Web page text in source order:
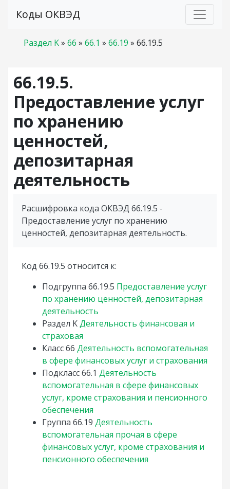
Коды ОКВЭД
Раздел K» 66 » 66.1 » 66.19 » 66.19.5
66.19.5.
Предоставление услуг
по хранению
ценностей,
депозитарная
деятельность
Расшифровка кода ОКВЭД 66.19.5 -
Предоставление услуг по хранению
ценностей, депозитарная деятельность.
Код 66.19.5 относится к:
Подгруппа 66.19.5 Предоставление услуг
по хранению ценностей, депозитарная
деятельность
Раздел KДеятельность финансовая и
страховая
Класс66 Деятельность вспомогательная
в сфере финансовых услуг и страхования
Подкласс66.1 Деятельность
вспомогательная в сфере финансовых
услуг, кроме страхования и пенсионного
обеспечения
Группа 66.19 Деятельность
вспомогательная прочая в сфере
финансовых услуг, кроме страхования и
пенсионного обеспечения